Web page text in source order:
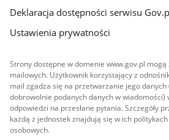
Deklaracja dostępności serwisu
Ustawienia prywatności
Strony dostępne w domenie www.gov.pl
mailowych. Użytkownik korzystający z
mail zgadza się na przetwarzanie jego
dobrowolnie podanych danych w wiadomości)
odpowiedzi na przesłane pytania. Szczegóły
każdą z jednostek znajdują się w ich
osobowych.